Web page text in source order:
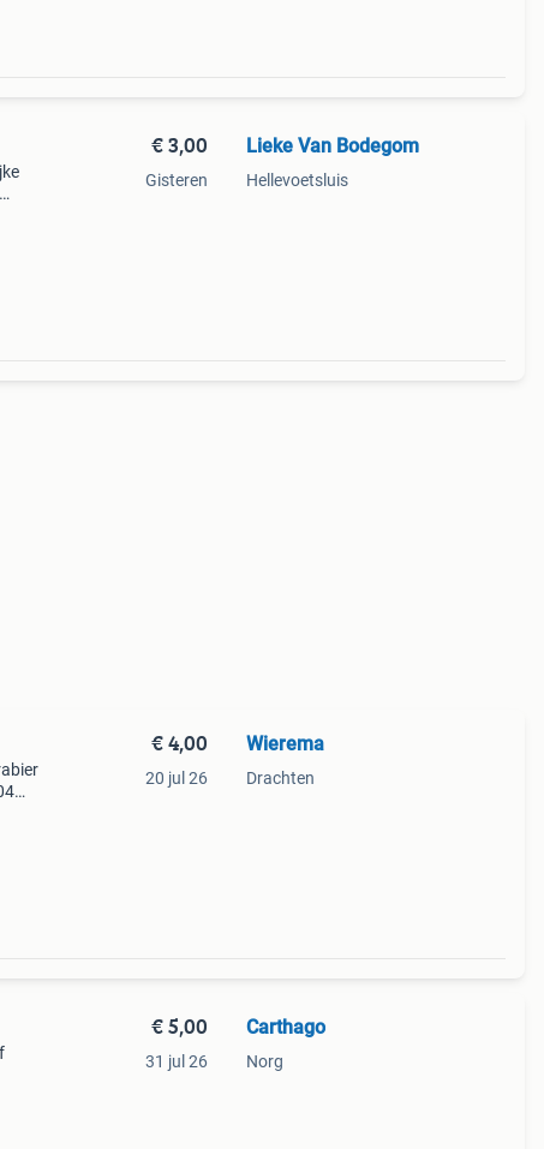
€ 3,00
Gisteren
Lieke Van Bodegom
Hellevoetsluis
€ 4,00
20 jul 26
Wierema
Drachten
€ 5,00
31 jul 26
Carthago
Norg